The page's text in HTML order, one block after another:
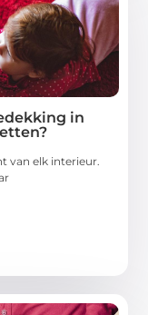
in
van elk interieur.